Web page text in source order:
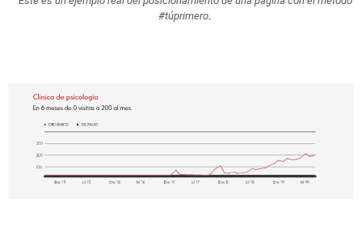
#túprimero.